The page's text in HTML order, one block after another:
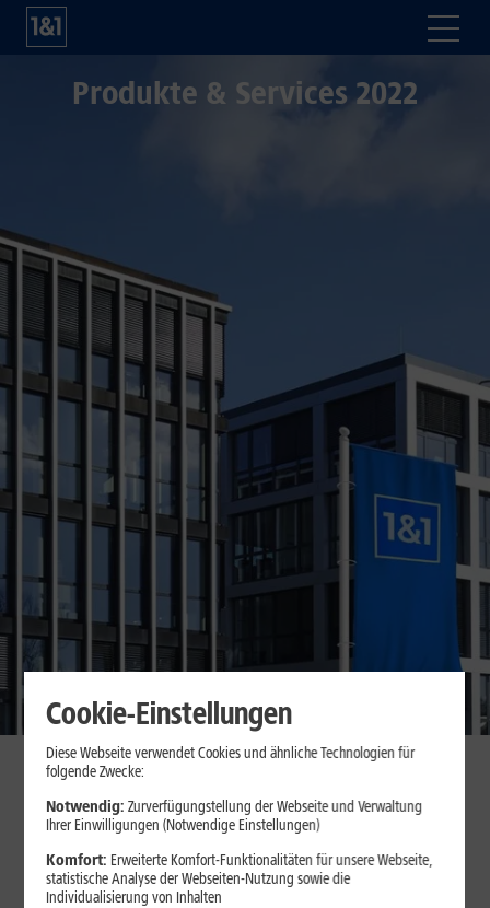
Produkte & Services 2022
Cookie-Einstellungen
Diese Webseite verwendet Cookies und ähnliche Technologien für
folgende Zwecke:
Notwendig: Zurverfügungstellung der Webseite und Verwaltung
Ihrer Einwilligungen (Notwendige Einstellungen)
Komfort: Erweiterte Komfort-Funktionalitäten für unsere Webseite,
statistische Analyse der Webseiten-Nutzung sowie die
Individualisierung von Inhalten